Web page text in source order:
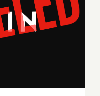
Frankrijk